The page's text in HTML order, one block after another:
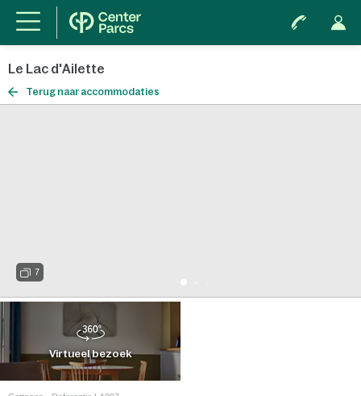
Le Lac d'Ailette
Terug naar accommodaties
7
Virtueel bezoek